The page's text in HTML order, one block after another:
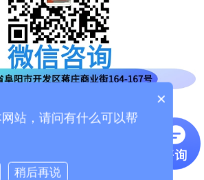
门洗车机-各种车型全身型清洗[隆
×
站，请问有什么可以帮
稍后再说